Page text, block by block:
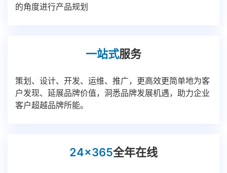
的角度进行产品规划
一站式服务
策划、设计、开发、运维、推广，更高效更简单地为客
户发现、延展品牌价值，洞悉品牌发展机遇，助力企业
客户超越品牌所能。
24x365全年在线